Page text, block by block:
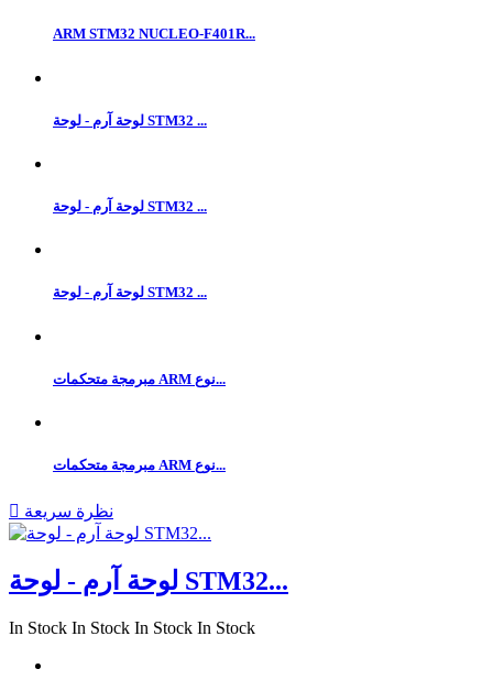
ARM STM32 NUCLEO-F401R...
لوحة آرم - لوحة STM32 ...
لوحة آرم - لوحة STM32 ...
لوحة آرم - لوحة STM32 ...
مبرمجة متحكمات ARM نوع...
مبرمجة متحكمات ARM نوع...
 نظرة سريعة
لوحة آرم - لوحة STM32...
In Stock In Stock In Stock In Stock